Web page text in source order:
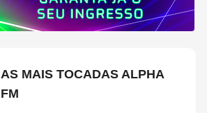
AS MAIS TOCADAS ALPHA
FM